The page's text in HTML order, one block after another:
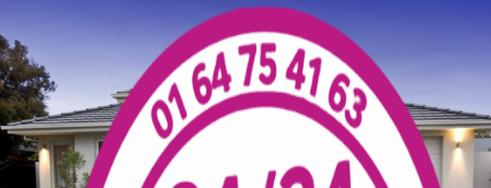
Panneau de gestion des cookies